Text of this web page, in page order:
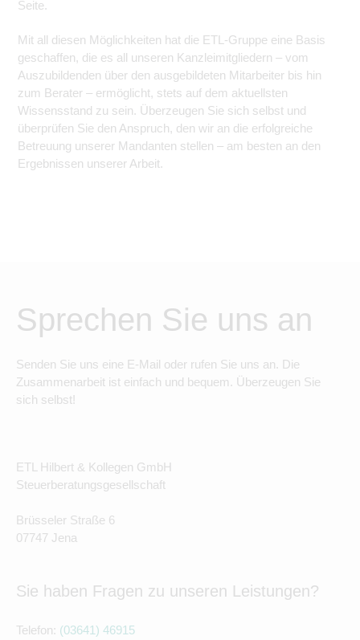
Seite.
Mit all diesen Möglichkeiten hat die ETL-Gruppe eine Basis
geschaffen, die es all unseren Kanzleimitgliedern – vom
Auszubildenden über den ausgebildeten Mitarbeiter bis hin
zum Berater – ermöglicht, stets auf dem aktuellsten
Wissensstand zu sein. Überzeugen Sie sich selbst und
überprüfen Sie den Anspruch, den wir an die erfolgreiche
Betreuung unserer Mandanten stellen – am besten an den
Ergebnissen unserer Arbeit.
Sprechen Sie uns an
Senden Sie uns eine E-Mail oder rufen Sie uns an. Die
Zusammenarbeit ist einfach und bequem. Überzeugen Sie
sich selbst!
ETL Hilbert & Kollegen GmbH
Steuerberatungsgesellschaft
Brüsseler Straße 6
07747 Jena
Sie haben Fragen zu unseren Leistungen?
Telefon: (03641) 46915